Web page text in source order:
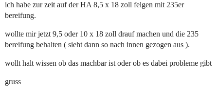
ich habe zur zeit auf der HA 8,5 x 18 zoll felgen mit 235er
bereifung.
wollte mir jetzt 9,5 oder 10 x 18 zoll drauf machen und die 235
bereifung behalten ( sieht dann so nach innen gezogen aus ).
wollt halt wissen ob das machbar ist oder ob es dabei probleme gibt
gruss